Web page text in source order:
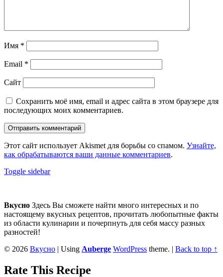
Имя *
Email *
Сайт
Сохранить моё имя, email и адрес сайта в этом браузере для
последующих моих комментариев.
Этот сайт использует Akismet для борьбы со спамом. Узнайте,
как обрабатываются ваши данные комментариев.
Sidebar
Toggle sidebar
sidebar
Вкусно Здесь Вы сможете найти много интересных и по
настоящему вкусных рецептов, прочитать любопытные факты
из области кулинарии и почерпнуть для себя массу разных
разностей!
© 2026 Вкусно | Using Auberge WordPress theme. | Back to top ↑
Rate This Recipe